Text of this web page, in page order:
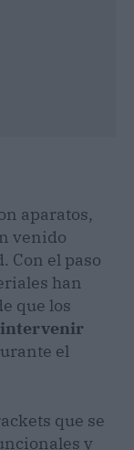
aparatos,
venido
Con el paso
han
que los
el
que se
y